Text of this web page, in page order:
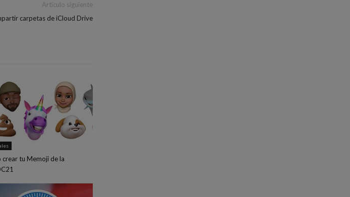
Artículo siguiente
carpetas de iCloud Drive
crear tu Memoji de la